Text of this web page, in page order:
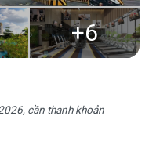
+6
cần thanh khoản